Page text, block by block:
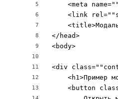
5
6
7
8
9
10
11
12
13
<meta
<link
</head>
<body>
<div
<h1>Пример
<button